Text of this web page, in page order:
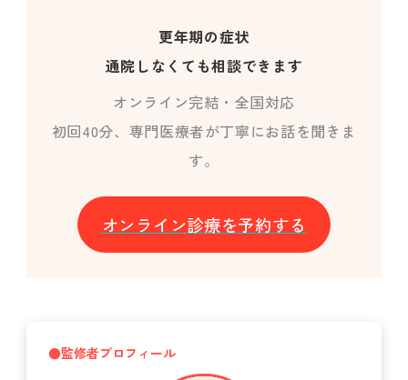
更年期の症状
通院しなくても相談できます
オンライン完結・全国対応
初回40分、専門医療者が丁寧にお話を聞きま
す。
オンライン診療を予約する
●監修者プロフィール